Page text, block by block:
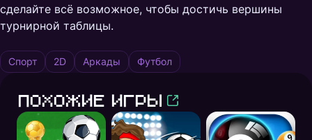
сделайте всё возможное, чтобы достичь вершины
турнирной таблицы.
Спорт 2D Аркады Футбол
Похожие игры